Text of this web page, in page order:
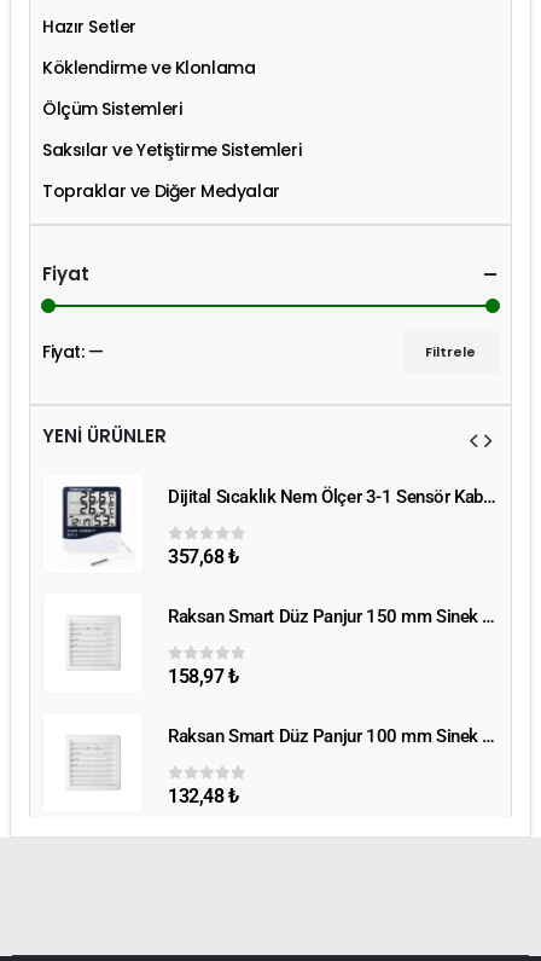
Hazır Setler
Köklendirme ve Klonlama
Ölçüm Sistemleri
Saksılar ve Yetiştirme Sistemleri
Topraklar ve Diğer Medyalar
Fiyat
Filtrele
Fiyat: —
YENİ ÜRÜNLER
Dijital Sıcaklık Nem Ölçer 3-1 Sensör Kablolu
05 üzerinden
357,68₺
Raksan Smart Düz Panjur 150 mm Sinek Telli
0 5 üzerinden
158,97₺
Raksan Smart Düz Panjur 100 mm Sinek Telli
05 üzerinden
132,48₺